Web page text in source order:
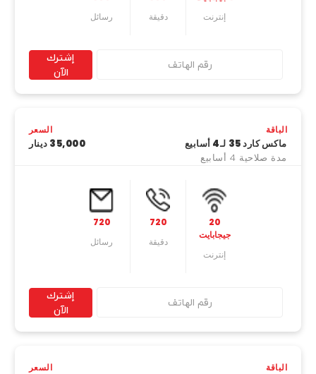
إنترنت
دقیقة
رسائل
إشترك
الآن
الباقة
ماكس كارد 35 لـ4 أسابيع
مدة صلاحية 4 أسابيع
السعر
35,000 دينار
20
جيجابايت
إنترنت
720
دقیقة
720
رسائل
إشترك
الآن
الباقة السعر